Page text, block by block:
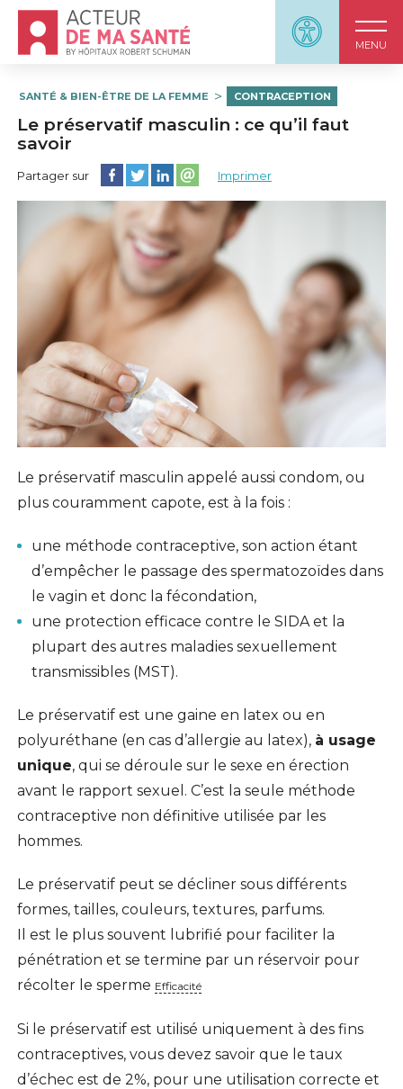
Panneau
MENU
Accueil - Acteur de ma santé, by HôpitauxRobert
SANTÉ & BIEN-ÊTRE DE LA FEMME CONTRACEPTION
Le préservatif masculin : ce qu’il faut
savoir
Partager sur Partager cette page sur Facebook
Partager cette page sur Twitter
Partager cette page sur LinkedIn
Partager cette page sur email
Imprimer
Le préservatif masculin appelé aussi condom, ou
plus couramment capote, est à la fois :
une méthode contraceptive, son action étant
d’empêcher le passage des spermatozoïdes dans
le vagin et donc la fécondation,
une protection efficace contre le SIDA et la
plupart des autres maladies sexuellement
transmissibles (MST).
Le préservatif est une gaine en latex ou en
polyuréthane (en cas d’allergie au latex), à usage
unique, qui se déroule sur le sexe en érection
avant le rapport sexuel. C’est la seule méthode
contraceptive non définitive utilisée par les
hommes.
Le préservatif peut se décliner sous différents
formes, tailles, couleurs, textures, parfums.
Il est le plus souvent lubrifié pour faciliter la
pénétration et se termine par un réservoir pour
récolter le sperme Efficacité
Si le préservatif est utilisé uniquement à des fins
contraceptives, vous devez savoir que le taux
d’échec est de 2%, pour une utilisation correcte et